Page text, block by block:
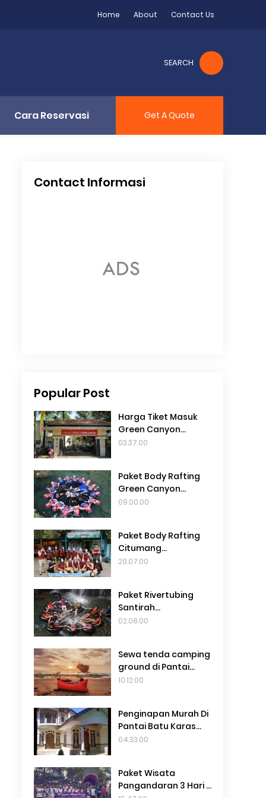
Home About Contact Us
SEARCH
Cara Reservasi Get A Quote
Contact Informasi
Popular Post
Harga Tiket Masuk
Green Canyon
Pangandaran 2024
03.37.00
Paket Body Rafting
Green Canyon
Pangandaran 2025
09.00.00
Paket Body Rafting
Citumang
Pangandaran
20.07.00
Paket Rivertubing
Santirah
Pangandaran
02.08.00
Sewa tenda camping
ground di Pantai
madasari
10.12.00
Penginapan Murah Di
Pantai Batu Karas
Terbaru 2024
04.33.00
Paket Wisata
Pangandaran 3 Hari 2